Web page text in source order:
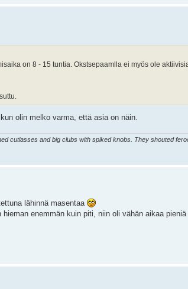
on 8 - 15 tuntia. Okstsepaamlla ei myös ole
olin melko varma, että asia on näin.
cutlasses and big clubs with spiked knobs. They shouted
lähinnä masentaa
enemmän kuin piti, niin oli vähän aikaa